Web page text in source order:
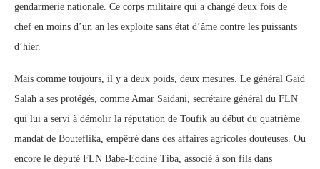
gendarmerie nationale. Ce corps militaire qui a changé deux fois de
chef en moins d’un an les exploite sans état d’âme contre les puissants
d’hier.
Mais comme toujours, il y a deux poids, deux mesures. Le général Gaïd
Salah a ses protégés, comme Amar Saidani, secrétaire général du FLN
qui lui a servi à démolir la réputation de Toufik au début du quatrième
mandat de Bouteflika, empêtré dans des affaires agricoles douteuses. Ou
encore le député FLN Baba-Eddine Tiba, associé à son fils dans